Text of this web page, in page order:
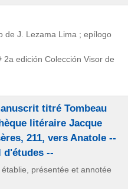
de J. Lezama Lima ; epílogo
2a edición Colección Visor de
titré Tombeau
litéraire Jacque
211, vers Anatole --
--
présentée et annotée